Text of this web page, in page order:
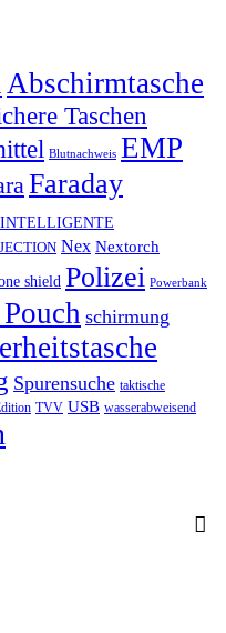
Abschirmtasche
Taschen
Blutnachweis EMP
Faraday
INTELLIGENTE
Nex Nextorch
shield Polizei Powerbank
schirmung
Spurensuche taktische
TVV USB wasserabweisend